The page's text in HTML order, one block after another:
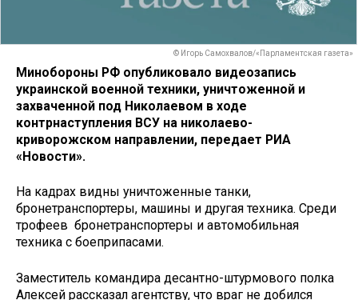
© Игорь Самохвалов/«Парламентская газета»
Минобороны РФ опубликовало видеозапись
украинской военной техники, уничтоженной и
захваченной под Николаевом в ходе
контрнаступления ВСУ на николаево-
криворожском направлении, передает РИА
«Новости».
На кадрах видны уничтоженные танки,
бронетранспортеры, машины и другая техника. Среди
трофеев бронетранспортеры и автомобильная
техника с боеприпасами.
Заместитель командира десантно-штурмового полка
Алексей рассказал агентству, что враг не добился